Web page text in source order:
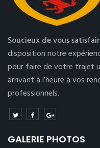
Soucieux de vous
disposition notre
pour faire de votre trajet
arrivant à l’heure à vos
professionnels.
GALERIE PHOTOS